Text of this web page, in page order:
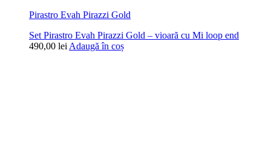
Pirastro Evah Pirazzi Gold
Set Pirastro Evah Pirazzi Gold – vioară cu Mi loop end
490,00 lei Adaugă în coș